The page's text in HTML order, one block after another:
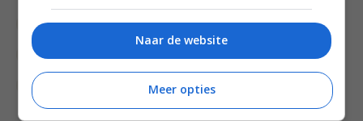
Fruit recepten Ontbijt Ontbijt recepten
Overdag
Superfood recepten
Naar de website
Meer opties